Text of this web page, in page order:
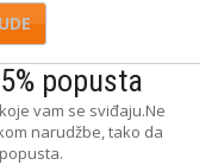
popusta
vam se sviđaju.Ne
narudžbe, tako da